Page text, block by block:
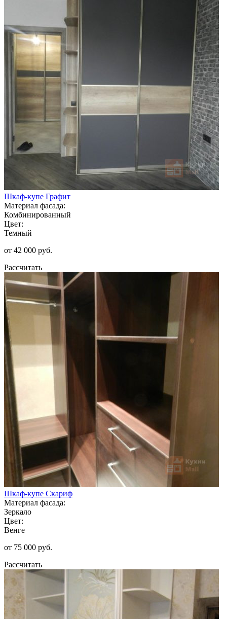
Шкаф-купе Графит
Материал фасада:
Комбинированный
Цвет:
Темный
от 42 000 руб.
Рассчитать
Шкаф-купе Скариф
Материал фасада:
Зеркало
Цвет:
Венге
от 75 000 руб.
Рассчитать